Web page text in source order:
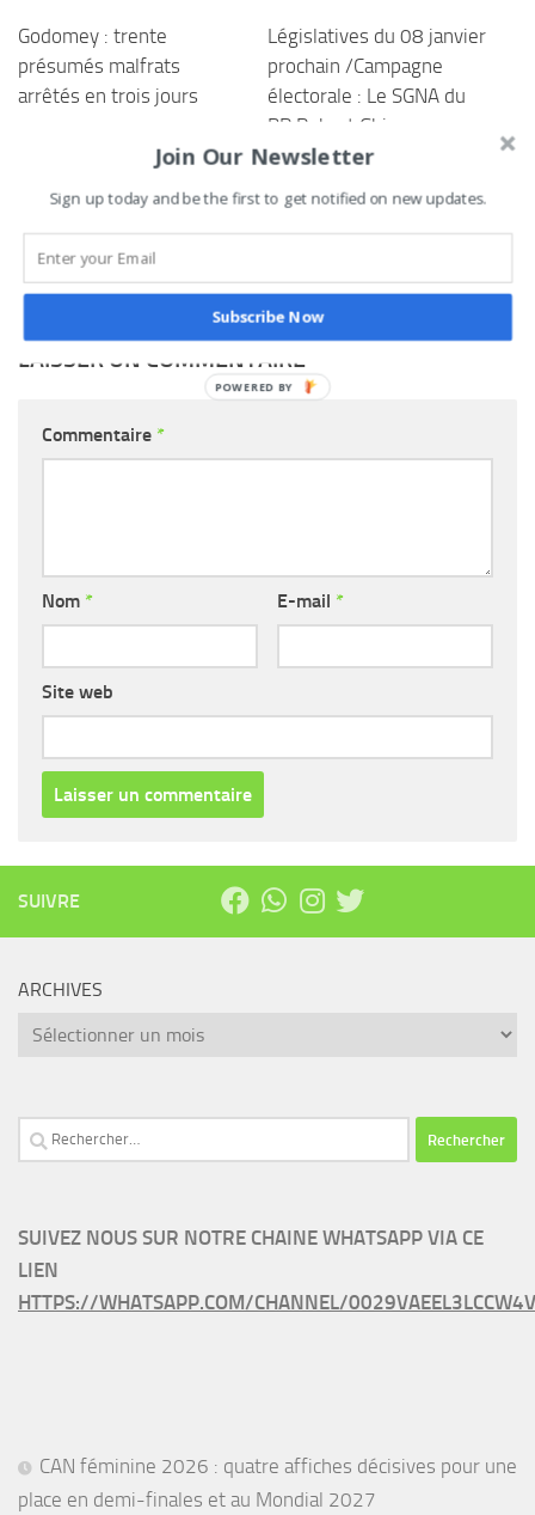
Godomey : trente
présumés malfrats
arrêtés en trois jours
Législatives du 08 janvier
prochain /Campagne
électorale : Le SGNA du
BR Robert Gbian aux
côtés des candidats de la
2ème circonscription
électorale ce mardi
LAISSER UN COMMENTAIRE
Commentaire *
Nom * E-mail *
Site web
SUIVRE
ARCHIVES
Archives
Rechercher :
SUIVEZ NOUS SUR NOTRE CHAINE WHATSAPP VIA CE
LIEN
HTTPS://WHATSAPP.COM/CHANNEL/
CAN féminine 2026 : quatre affiches décisives pour une
place en demi-finales et au Mondial 2027
Join Our Newsletter
Sign up today and be the first to get notified on new updates.
Subscribe Now